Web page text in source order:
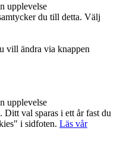
upplevelse
du till detta. Välj
vill ändra via knappen
upplevelse
val sparas i ett år fast du
i sidfoten. Läs vår